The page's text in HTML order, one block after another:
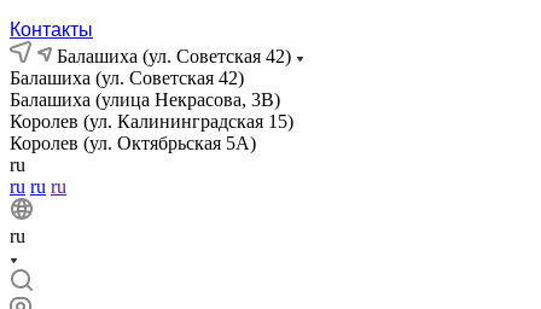
Контакты
Балашиха (ул. Советская 42)
Балашиха (ул. Советская 42)
Балашиха (улица Некрасова, 3В)
Королев (ул. Калининградская 15)
Королев (ул. Октябрьская 5А)
ru
ru ru ru
ru